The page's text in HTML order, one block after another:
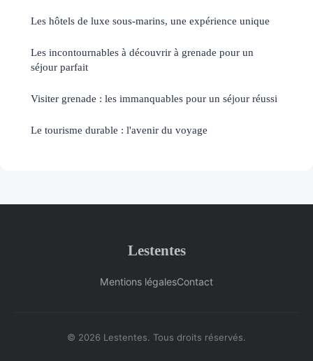
Les hôtels de luxe sous-marins, une expérience unique
Les incontournables à découvrir à grenade pour un
séjour parfait
Visiter grenade : les immanquables pour un séjour réussi
Le tourisme durable : l'avenir du voyage
Lestentes
Mentions légalesContact
© 2026 Lestentes. Tous droits réservés.